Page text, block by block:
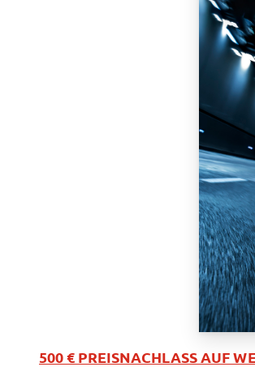
500 € PREISNACHLASS AUF